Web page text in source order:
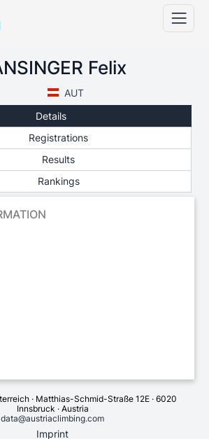
Felix
AUT
Details
Registrations
Results
Rankings
· Matthias-Schmid-Straße 12E · 6020
Innsbruck · Austria
data@austriaclimbing.com
Imprint